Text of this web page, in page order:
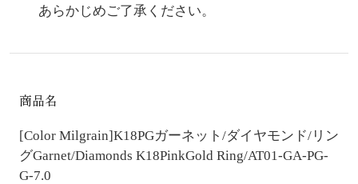
あらかじめご了承ください。
商品名
[Color Milgrain]K18PGガーネット/ダイヤモンド/リン
グGarnet/Diamonds K18PinkGold Ring/AT01-GA-PG-
G-7.0